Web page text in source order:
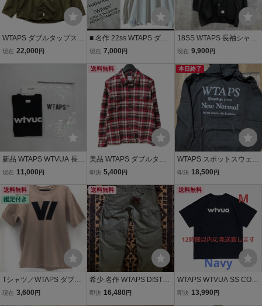
WTAPS ダブルタップス 2
4SS SCOUT 02 / LS / POL
ズ 3 正規品 / 55971
現在 22,000 円
■ 名作 22ss WTAPS ダブ
ルタップス 40PCT UPAR
rmored プリント 長袖 Tシ
ャツ カットソー ロンT 白
ホワイト L
現在 7,000 円
18SS WTAPS 長袖シャツ
KULTUR LS 02 SHIRT siz
ス 店舗受取可
現在 9,900 円
新品 WTAPS WTVUA 長袖
Tシャツ 黒 サイズ03 ダブ
現在 11,000 円
送料無料
美品 WTAPS ダブルタッ
プス 長袖ネルシャツ 14A
M05 VATOS L/S SHIRTS
COTTON TEXTILE レッド
S 27114338
即決 5,400 円
本日終了
WTAPS スポットスウェッ
トパーカー NEW NORMA
een ディセンダント desc
endant 40% fpar forty
即決 18,500 円
送料無料
鑑定付き
Tシャツ／WTAPS ダブル
タップス／アイコンマー
現在 3,600 円
送料無料
希少 名作 WTAPS DISTR
ESSED JUNGLE FATIGU
即決 16,480 円
送料無料
WTAPS WTVUA SS COTT
ON Tシャツ ダブルタップ
即決 13,990 円